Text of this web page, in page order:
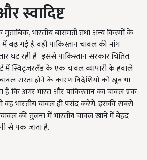
स्वादिष्ट
मुताबिक, भारतीय बासमती तथा अन्य किस्मों के
बढ़ गई है. वहीं पाकिस्तान चावल की मांग
घट रही है. इससे पाकिस्तान सरकार चिंतित
में स्विट्जरलैंड के एक चावल व्यापारी के हवाले
सस्ता होने के कारण विदेशियों को खूब भा
हैं कि अगर भारत और पाकिस्तान का चावल एक
वह भारतीय चावल ही पसंद करेंगे. इसकी सबसे
की तुलना में भारतीय चावल खाने में बेहद
से पक जाता है.